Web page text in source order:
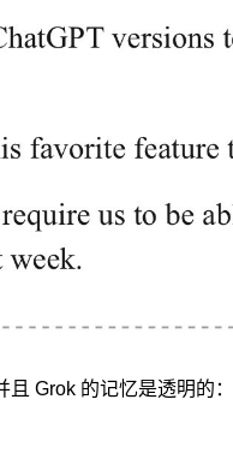
且 Grok 的记忆是透明的